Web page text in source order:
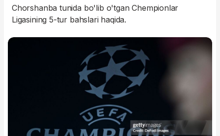
Chorshanba tunida bo'lib o'tgan Chempionlar
Ligasining 5-tur bahslari haqida.